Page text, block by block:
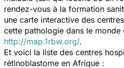
rendez-vous à la formation
une carte interactive des
cette pathologie dans le
http://map.1rbw.org/.
Et voici la liste des centres
rétinoblastome en Afrique :